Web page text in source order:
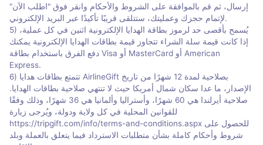
إرسال، ثم قم بالموافقة على الشروط والأحكام وانقر فوق "اطلب الآن"
لإتمام حجزك وعمليتك، ستتلقى قريبًا تأكيدًا عبر البريد الإلكتروني.
5) يُسمح بأقصى حد لرموز بطاقة الهدايا الإلكترونية اثنين في كل عملية،
إذا كانت قيمة سلة الشراء تتجاوز قيمة بطاقات الهدايا الإلكترونية يمكنك
دفع الفرق باستخدام بطاقة Visa أو MasterCard أو American
Express.
6) تتمتع بطاقات هدايا AirlineGift بصلاحية لمدة 12 شهرًا من تاريخ
الإصدار، ما عدا سكان شمال أمريكا حيث لا تنتهي صلاحية بطاقات الهدايا.
صلاحية أيرلندا هي 60 شهرًا، وأستراليا وألمانيا هي 36 شهرًا، وذلك وفقًا
للقوانين المحلية في كل ولاية ودولة، ويُرجى زيارة
https://tripgift.com/info/terms-and-conditions.aspx للحصول على
شروط وأحكام كاملة بشأن متطلبات الاسترداد فيما يتعلق بالعملة وبلد